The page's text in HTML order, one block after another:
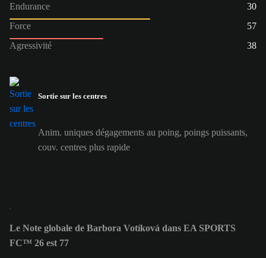
Endurance
30
Force
57
Agressivité
38
Sortie sur les centres
Anim. uniques dégagements au poing, poings puissants,
couv. centres plus rapide
Le Note globale de Barbora Votíková dans EA SPORTS
FC™ 26 est 77